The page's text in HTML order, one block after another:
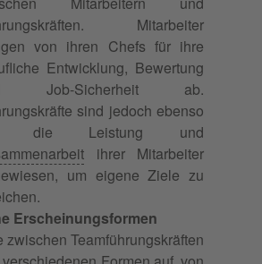
Mitarbeiter
von ihren Chefs für ihre
Entwicklung, Bewertung
Job-Sicherheit ab.
sind jedoch ebenso
die Leistung und
ihrer Mitarbeiter
um eigene Ziele zu
Erscheinungsformen
zwischen Teamführungskräften